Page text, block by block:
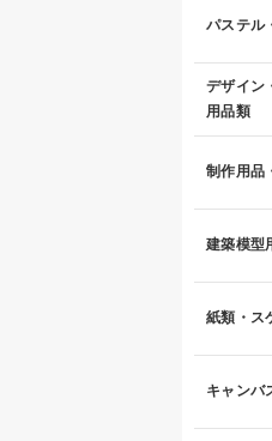
パステル
デザイン
用品類
制作用品
建築模型
紙類・ス
キャンバ